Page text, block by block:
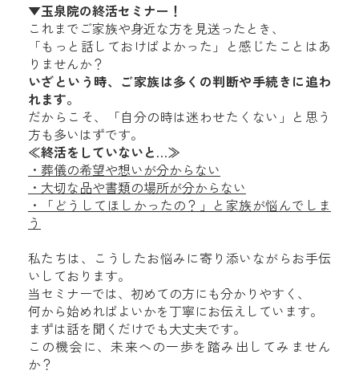
▼玉泉院の終活セミナー！
これまでご家族や身近な方を見送ったとき、
「もっと話しておけばよかった」と感じたことはあ
りませんか？
いざという時、ご家族は多くの判断や手続きに追わ
れます。
だからこそ、「自分の時は迷わせたくない」と思う
方も多いはずです。
≪終活をしていないと…≫
・葬儀の希望や想いが分からない
・大切な品や書類の場所が分からない
・「どうしてほしかったの？」と家族が悩んでしま
う
私たちは、こうしたお悩みに寄り添いながらお手伝
いしております。
当セミナーでは、初めての方にも分かりやすく、
何から始めればよいかを丁寧にお伝えしています。
まずは話を聞くだけでも大丈夫です。
この機会に、未来への一歩を踏み出してみません
か？